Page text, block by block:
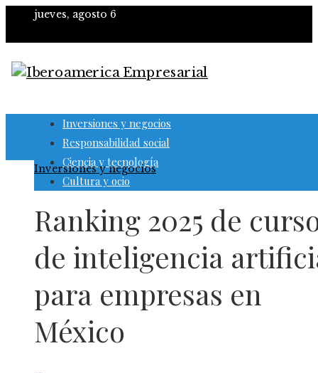
jueves, agosto 6
Inversiones y negocios
Responsabilidad social
Ciencia y tecnología
Cultura y ocio
Inversiones y negocios
Ranking 2025 de
de inteligencia
para empresas en
México